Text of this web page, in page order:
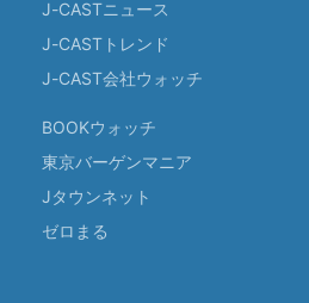
J-CASTニュース
J-CASTトレンド
J-CAST会社ウォッチ
BOOKウォッチ
東京バーゲンマニア
Jタウンネット
ゼロまる